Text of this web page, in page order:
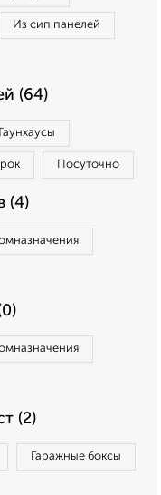
Из сип панелей
(64)
Посуточно
(4)
(2)
Гаражные боксы